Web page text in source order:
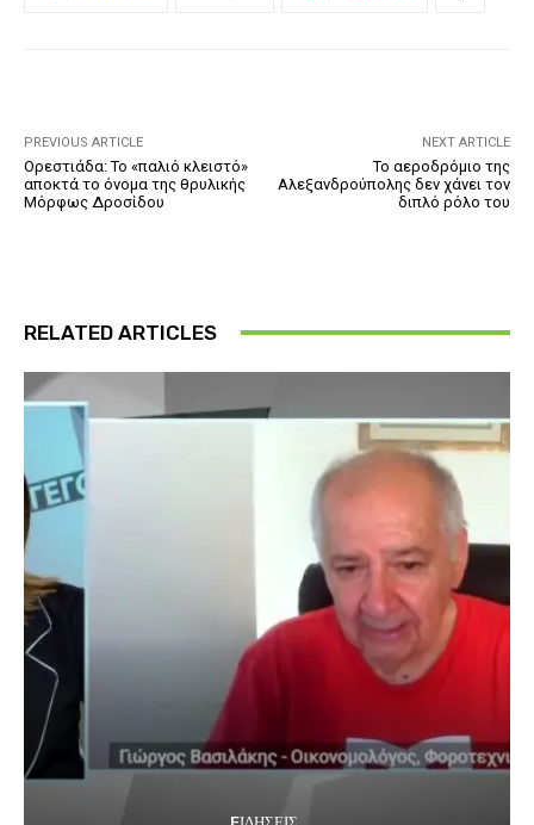
PREVIOUS ARTICLE
Ορεστιάδα: Το «παλιό κλειστό»
αποκτά το όνομα της θρυλικής
Μόρφως Δροσίδου
NEXT ARTICLE
Το αεροδρόμιο της
Αλεξανδρούπολης δεν χάνει τον
διπλό ρόλο του
RELATED ARTICLES